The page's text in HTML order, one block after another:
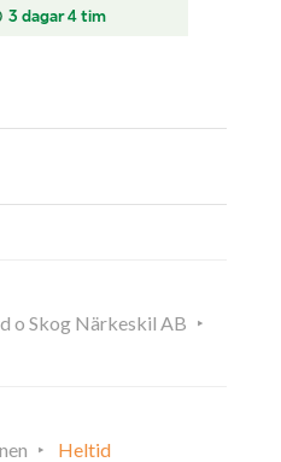
o Skog Närkeskil AB
Heltid